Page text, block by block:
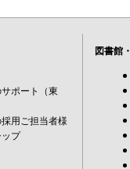
ポート（東
用ご担当者様
プ
図書館